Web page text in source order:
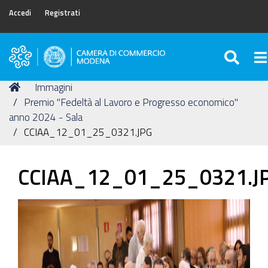
Accedi Registrati
Camera
Commercio
di
Modena
Tu
sei
qui:
Home
Immagini
Premio "Fedeltà al Lavoro e Progresso economico"
anno 2024 - Sala
CCIAA_12_01_25_0321.JPG